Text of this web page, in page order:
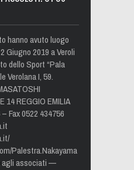
hanno avuto luogo
Giugno 2019 a Veroli
dello Sport “Pala
Verolana I, 59.
14 REGGIO EMILIA
Fax 0522 434756
Palestra.Nakayama
agli associati —